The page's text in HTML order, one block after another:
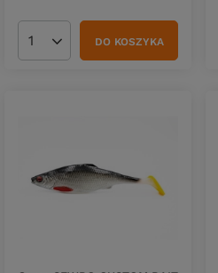
Ilość produktówDO KOSZYKA